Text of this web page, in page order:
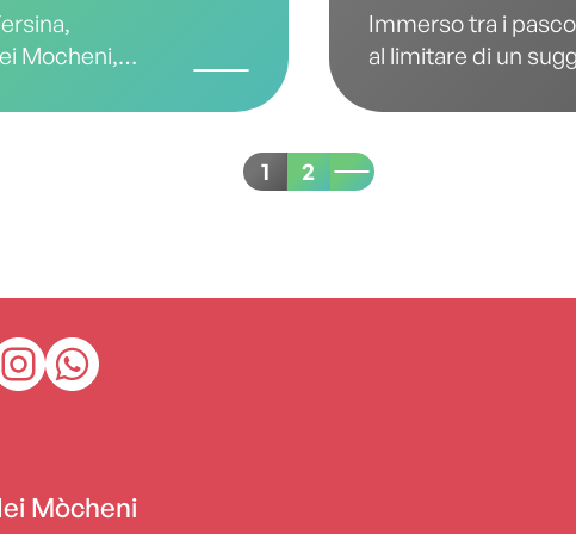
Mocheni,
pub-
Immerso tra i
al limitare di un
interamente in
bioedilizia e nel
Qui, la natura
1 2
Mòcheni